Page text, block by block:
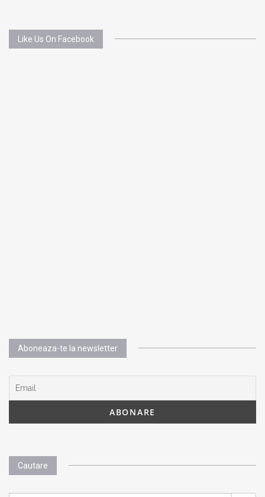
Like Us On Facebook
Aboneaza-te la newsletter
Cautare